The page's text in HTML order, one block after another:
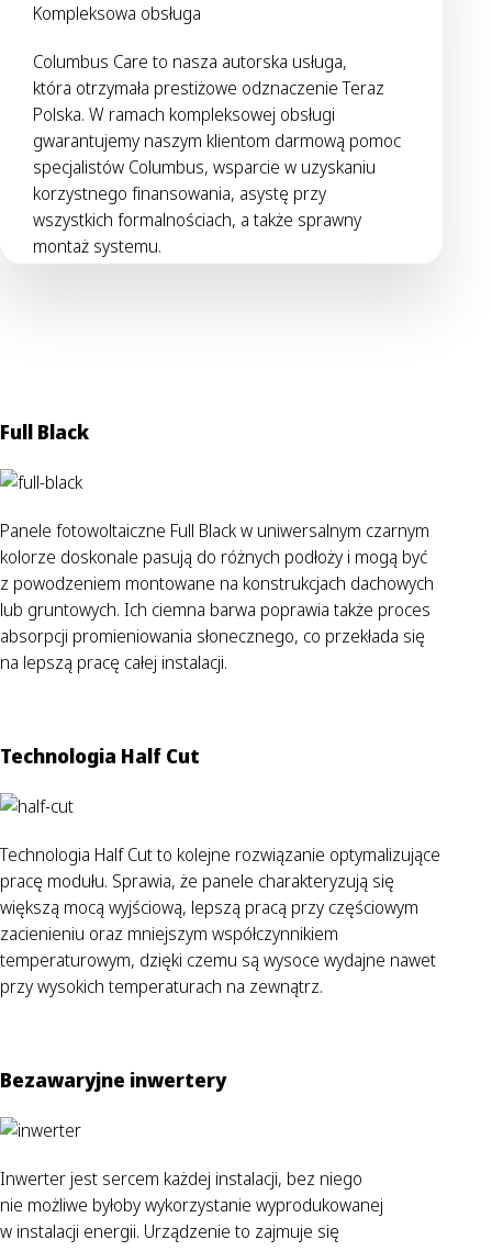
Kompleksowa obsługa
Columbus Care to nasza autorska usługa,
która otrzymała prestiżowe odznaczenie Teraz
Polska. W ramach kompleksowej obsługi
gwarantujemy naszym klientom darmową pomoc
specjalistów Columbus, wsparcie w uzyskaniu
korzystnego finansowania, asystę przy
wszystkich formalnościach, a także sprawny
montaż systemu.
Full Black
Panele fotowoltaiczne Full Black w uniwersalnym czarnym
kolorze doskonale pasują do różnych podłoży i mogą być
z powodzeniem montowane na konstrukcjach dachowych
lub gruntowych. Ich ciemna barwa poprawia także proces
absorpcji promieniowania słonecznego, co przekłada się
na lepszą pracę całej instalacji.
Technologia Half Cut
Technologia Half Cut to kolejne rozwiązanie optymalizujące
pracę modułu. Sprawia, że panele charakteryzują się
większą mocą wyjściową, lepszą pracą przy częściowym
zacienieniu oraz mniejszym współczynnikiem
temperaturowym, dzięki czemu są wysoce wydajne nawet
przy wysokich temperaturach na zewnątrz.
Bezawaryjne inwertery
Inwerter jest sercem każdej instalacji, bez niego
nie możliwe byłoby wykorzystanie wyprodukowanej
w instalacji energii. Urządzenie to zajmuje się